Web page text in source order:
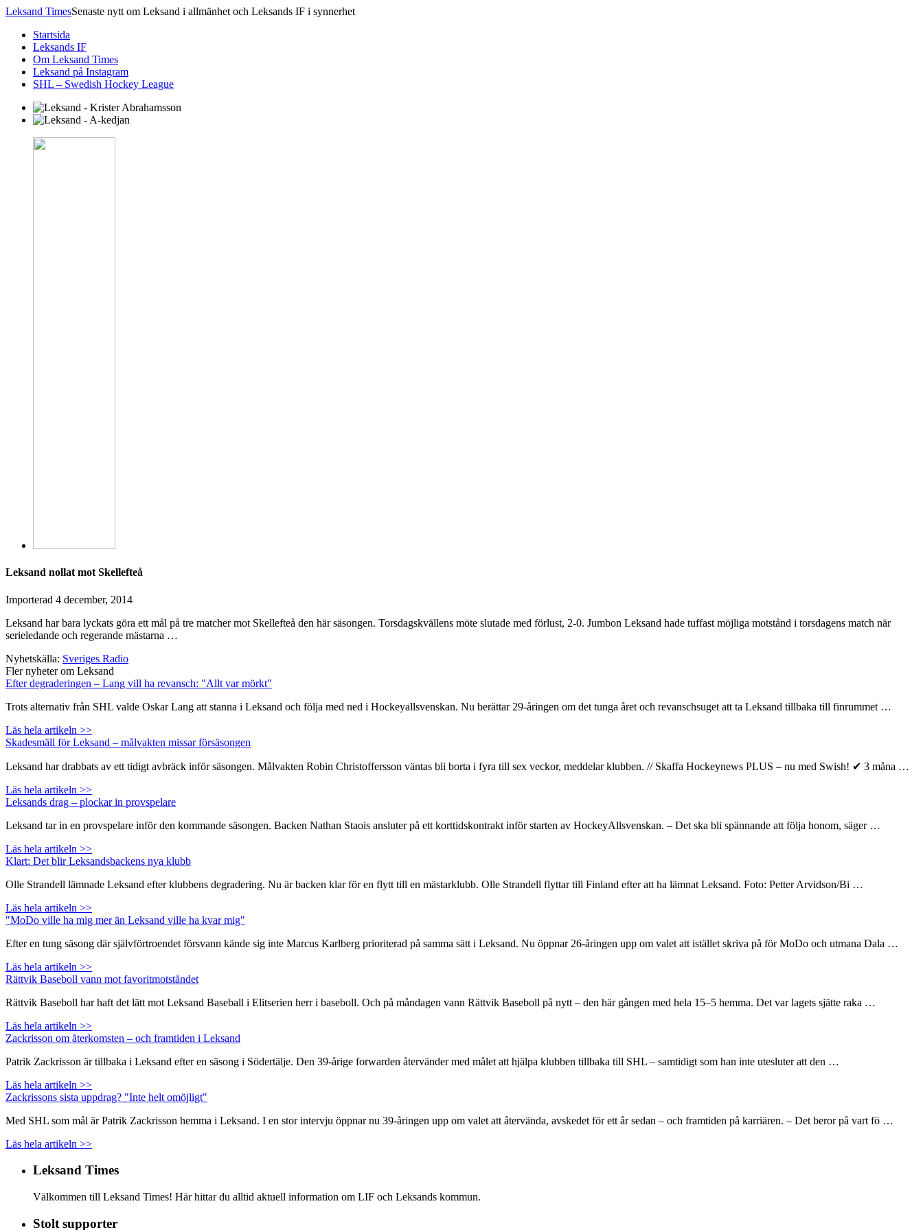
Leksand TimesSenaste nytt om Leksand i allmänhet och Leksands IF i synnerhet
Startsida
Leksands IF
Om Leksand Times
Leksand på Instagram
SHL – Swedish Hockey League
Leksand nollat mot Skellefteå
Importerad 4 december, 2014
Leksand har bara lyckats göra ett mål på tre matcher mot Skellefteå den här säsongen. Torsdagskvällens möte slutade med förlust, 2-0. Jumbon Leksand hade tuffast möjliga motstånd i torsdagens match när
serieledande och regerande mästarna …
Nyhetskälla: Sveriges Radio
Fler nyheter om Leksand
Efter degraderingen – Lang vill ha revansch: "Allt var mörkt"
Trots alternativ från SHL valde Oskar Lang att stanna i Leksand och följa med ned i Hockeyallsvenskan. Nu berättar 29-åringen om det tunga året och revanschsuget att ta Leksand tillbaka till finrummet …
Läs hela artikeln >>
Skadesmäll för Leksand – målvakten missar försäsongen
Leksand har drabbats av ett tidigt avbräck inför säsongen. Målvakten Robin Christoffersson väntas bli borta i fyra till sex veckor, meddelar klubben. // Skaffa Hockeynews PLUS – nu med Swish! ✔ 3 måna …
Läs hela artikeln >>
Leksands drag – plockar in provspelare
Leksand tar in en provspelare inför den kommande säsongen. Backen Nathan Staois ansluter på ett korttidskontrakt inför starten av HockeyAllsvenskan. – Det ska bli spännande att följa honom, säger …
Läs hela artikeln >>
Klart: Det blir Leksandsbackens nya klubb
Olle Strandell lämnade Leksand efter klubbens degradering. Nu är backen klar för en flytt till en mästarklubb. Olle Strandell flyttar till Finland efter att ha lämnat Leksand. Foto: Petter Arvidson/Bi …
Läs hela artikeln >>
"MoDo ville ha mig mer än Leksand ville ha kvar mig"
Efter en tung säsong där självförtroendet försvann kände sig inte Marcus Karlberg prioriterad på samma sätt i Leksand. Nu öppnar 26-åringen upp om valet att istället skriva på för MoDo och utmana Dala …
Läs hela artikeln >>
Rättvik Baseboll vann mot favoritmotståndet
Rättvik Baseboll har haft det lätt mot Leksand Baseball i Elitserien herr i baseboll. Och på måndagen vann Rättvik Baseboll på nytt – den här gången med hela 15–5 hemma. Det var lagets sjätte raka …
Läs hela artikeln >>
Zackrisson om återkomsten – och framtiden i Leksand
Patrik Zackrisson är tillbaka i Leksand efter en säsong i Södertälje. Den 39-årige forwarden återvänder med målet att hjälpa klubben tillbaka till SHL – samtidigt som han inte utesluter att den …
Läs hela artikeln >>
Zackrissons sista uppdrag? "Inte helt omöjligt"
Med SHL som mål är Patrik Zackrisson hemma i Leksand. I en stor intervju öppnar nu 39-åringen upp om valet att återvända, avskedet för ett år sedan – och framtiden på karriären. – Det beror på vart fö …
Läs hela artikeln >>
Leksand Times
Välkommen till Leksand Times! Här hittar du alltid aktuell information om LIF och Leksands kommun.
Stolt supporter